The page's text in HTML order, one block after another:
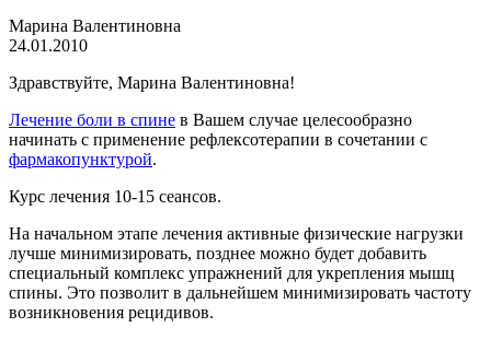
Марина Валентиновна
24.01.2010
Здравствуйте, Марина Валентиновна!
Лечение боли в спине в Вашем случае целесообразно
начинать с применение рефлексотерапии в сочетании с
фармакопунктурой.
Курс лечения 10-15 сеансов.
На начальном этапе лечения активные физические нагрузки
лучше минимизировать, позднее можно будет добавить
специальный комплекс упражнений для укрепления мышц
спины. Это позволит в дальнейшем минимизировать частоту
возникновения рецидивов.